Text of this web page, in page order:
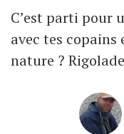
C’est parti pour
avec tes copains
nature ?